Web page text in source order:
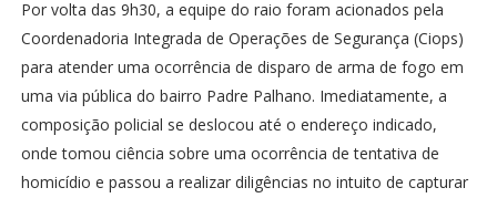
Por volta das 9h30, a equipe do raio foram acionados pela
Coordenadoria Integrada de Operações de Segurança (Ciops)
para atender uma ocorrência de disparo de arma de fogo em
uma via pública do bairro Padre Palhano. Imediatamente, a
composição policial se deslocou até o endereço indicado,
onde tomou ciência sobre uma ocorrência de tentativa de
homicídio e passou a realizar diligências no intuito de capturar